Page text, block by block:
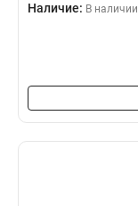
Наличие: В наличии